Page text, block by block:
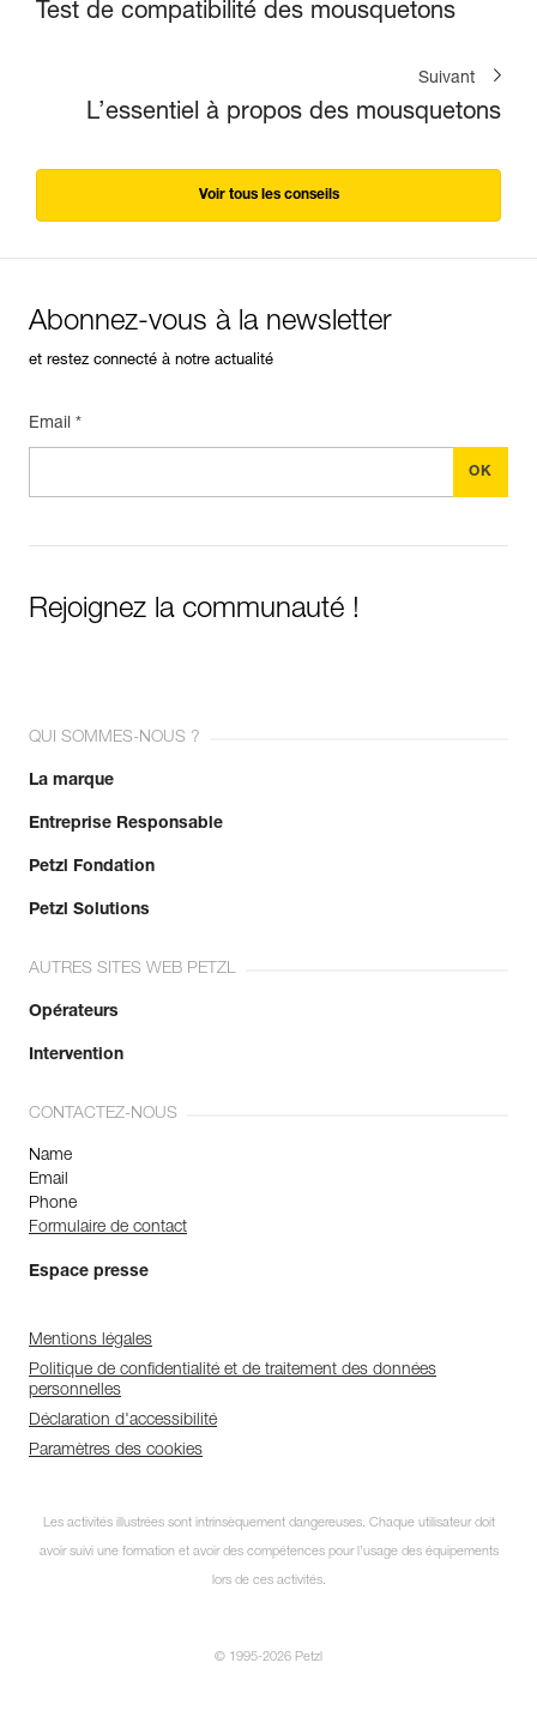
Test de compatibilité des mousquetons
Suivant
L’essentiel à propos des mousquetons
Voir tous les conseils
Abonnez-vous à la newsletter
et restez connecté à notre actualité
Email *
Rejoignez la communauté !
QUI SOMMES-NOUS ?
La marque
Entreprise Responsable
Petzl Fondation
Petzl Solutions
AUTRES SITES WEB PETZL
Opérateurs
Intervention
CONTACTEZ-NOUS
Name
Email
Phone
Formulaire de contact
Espace presse
Mentions légales
Politique de confidentialité et de traitement des données
personnelles
Déclaration d'accessibilité
Paramètres des cookies
Les activités illustrées sont intrinsèquement dangereuses. Chaque utilisateur doit
avoir suivi une formation et avoir des compétences pour l’usage des équipements
lors de ces activités.
© 1995-2026 Petzl